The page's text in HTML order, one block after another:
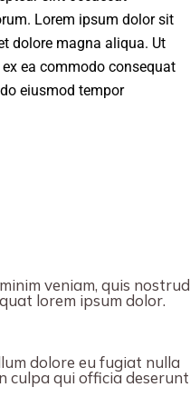
Lorem ipsum dolor sit
dolore magna aliqua. Ut
ea commodo consequat
eiusmod tempor
veniam, quis nostrud
lorem ipsum dolor.
dolore eu fugiat nulla
culpa qui officia deserunt